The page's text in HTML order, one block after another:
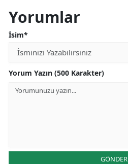
Yorumlar
İsim*
Yorum Yazın (500 Karakter)
GÖNDER